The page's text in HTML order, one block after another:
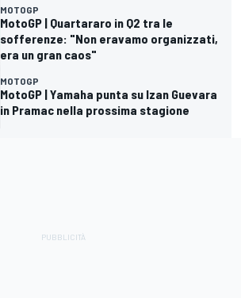
MOTOGP
MotoGP | Quartararo in Q2 tra le
sofferenze: "Non eravamo organizzati,
era un gran caos"
MOTOGP
MotoGP | Yamaha punta su Izan Guevara
in Pramac nella prossima stagione